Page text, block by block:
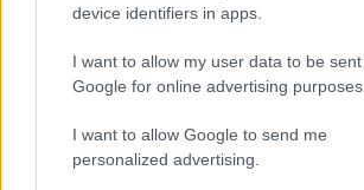
device identifiers in apps.
I want to allow my user data to be
Google for online advertising purposes.
I want to allow Google to send me
personalized advertising.